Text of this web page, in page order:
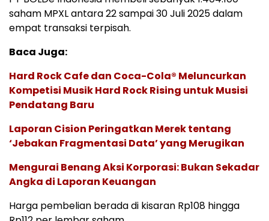
saham MPXL antara 22 sampai 30 Juli 2025 dalam
empat transaksi terpisah.
Baca Juga:
Hard Rock Cafe dan Coca-Cola® Meluncurkan
Kompetisi Musik Hard Rock Rising untuk Musisi
Pendatang Baru
Laporan Cision Peringatkan Merek tentang
‘Jebakan Fragmentasi Data’ yang Merugikan
Mengurai Benang Aksi Korporasi: Bukan Sekadar
Angka di Laporan Keuangan
Harga pembelian berada di kisaran Rp108 hingga